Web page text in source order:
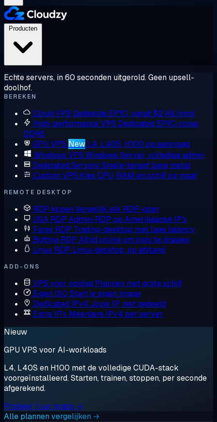
Echte servers, in 60 seconden uitgerold. Geen upsell-
doolhof.
BEREKEN
Cloud VPS Gedeelde EPYC, vanaf $2,48/mnd
High-performance VPS Dedicated EPYC-cores,
DDR5
GPU VPS New L4, L40S, H100 op aanvraag
Windows VPS Windows Server, volledige admin
Dedicated Servers Single-tenant bare metal
Custom VPS Kies CPU, RAM en schijf op maat
REMOTE DESKTOP
RDP kopen Vergelijk elk RDP-plan
USA RDP Admin-RDP op Amerikaanse IP's
Forex RDP Trading-desktop met lage latency
Botting RDP Altijd online om bots te draaien
Linux RDP Linux-desktop, op afstand
ADD-ONS
VPS voor opslag Plannen met grote schijf
Eigen ISO Start je eigen image
Dedicated IPv4 Jouw IP, niet gedeeld
Extra IP's Meerdere IPv4 per server
Nieuw
GPU VPS voor AI-workloads
L4, L40S en H100 met de volledige CUDA-stack
voorgeïnstalleerd. Starten, trainen, stoppen, per seconde
afgerekend.
Probeer 1 uur gratis →
Alle plannen vergelijken →